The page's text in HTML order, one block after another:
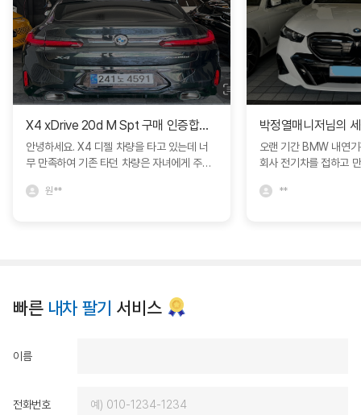
X4 xDrive 20d M Spt 구매 인증합니다.
안녕하세요. X4 디젤 차량을 타고 있는데 너
무 만족하여 기존 타던 차량은 자녀에게 주고
비교도 많이 하였지만 블로그에서 보고 문의
은 차량 감사합니다. ^^
원**
오랜 기간 BMW 내연
회사 전기차를 접하고
박정열 대리님의 추천
**
빠른 내차 팔기 서비스
이름
전화번호